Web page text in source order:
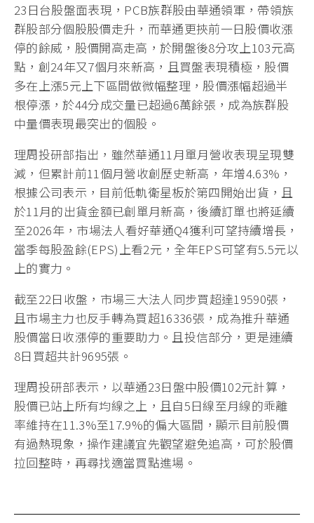
23日台股盤面表現，PCB族群股由華通領軍，帶領族
群股部分個股股價走升，而華通更挾前一日股價收漲
停的餘威，股價開高走高，於開盤後8分攻上103元高
點，創24年又7個月來新高，且買盤表現積極，股價
多在上漲5元上下區間做微幅整理，股價漲幅超過半
根停漲，於44分成交量已超過6萬餘張，成為族群股
中量價表現最突出的個股。
理周投研部指出，雖然華通11月單月營收表現呈現雙
減，但累計前11個月營收創歷史新高，年增4.63%，
根據公司表示，目前低軌衛星板於第四開始出貨，且
於11月的出貨金額已創單月新高，後續訂單也將延續
至2026年，市場法人看好華通Q4獲利可望持續增長，
當季每股盈餘(EPS)上看2元，全年EPS可望有5.5元以
上的實力。
截至22日收盤，市場三大法人同步買超達19590張，
且市場主力也反手轉為買超16336張，成為推升華通
股價當日收漲停的重要助力。且投信部分，更是連續
8日買超共計9695張。
理周投研部表示，以華通23日盤中股價102元計算，
股價已站上所有均線之上，且自5日線至月線的乖離
率維持在11.3%至17.9%的偏大區間，顯示目前股價
有過熱現象，操作建議宜先觀望避免追高，可於股價
拉回整時，再尋找適當買點進場。